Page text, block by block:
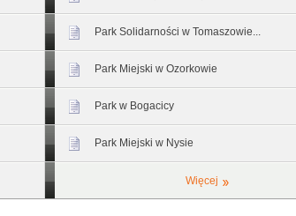
Park Solidarności w Tomaszowie...
Park Miejski w Ozorkowie
Park w Bogacicy
Park Miejski w Nysie
Więcej